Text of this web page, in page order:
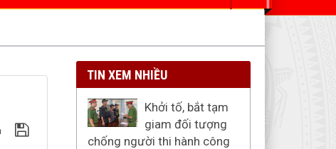
TIN XEM NHIỀU
Khởi tố, bắt tạm
giam đối tượng
chống người thi hành công